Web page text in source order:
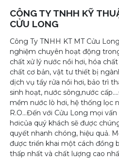
CÔNG TY TNHH KỸ
CỬU LONG
Công Ty TNHH KT MT Cửu
nghiệm chuyên hoạt động
chất xử lý nước nồi hơi, hóa
chất cơ bản, vật tư thiết bị
dịch vụ tẩy rửa nồi hơi, bảo trì
sinh hoạt, nước sông,nước
mềm nước lò hơi, hệ thống lọc
R.O...Đến với Cửu Long mọi
hơicủa quý khách sẽ được
quyết nhanh chóng, hiệu quả.
được triển khai một cách đồng
thấp nhất và chất lượng cao